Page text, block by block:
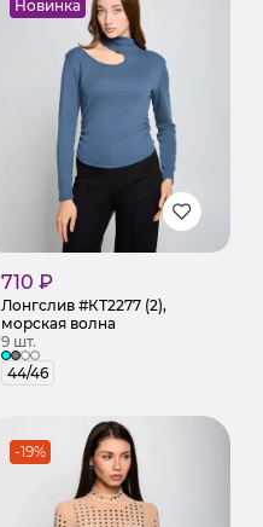
Новинка
710 ₽
Лонгслив #КТ2277 (2),
морская волна
9 шт.
44/46
-19%